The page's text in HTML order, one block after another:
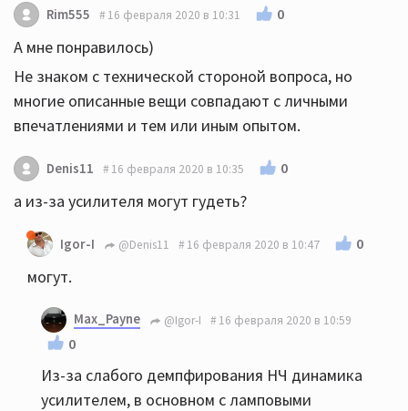
Rim555 16 февраля 2020 в 10:31 0
А мне понравилось)
Не знаком с технической стороной вопроса, но
многие описанные вещи совпадают с личными
впечатлениями и тем или иным опытом.
Denis11 16 февраля 2020 в 10:35 0
а из-за усилителя могут гудеть?
Igor-I @Denis11 16 февраля 2020 в 10:47 0
могут.
Max_Payne @Igor-I 16 февраля 2020 в 10:59
0
Из-за слабого демпфирования НЧ динамика
усилителем, в основном с ламповыми